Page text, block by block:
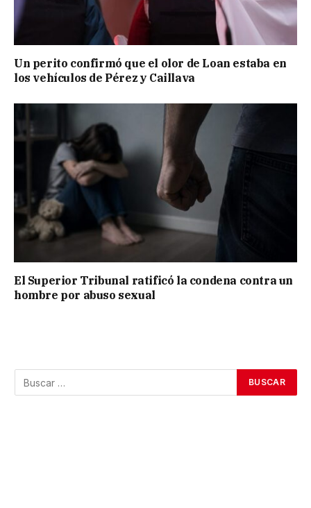
Un perito confirmó que el olor de Loan estaba en
los vehículos de Pérez y Caillava
El Superior Tribunal ratificó la condena contra un
hombre por abuso sexual